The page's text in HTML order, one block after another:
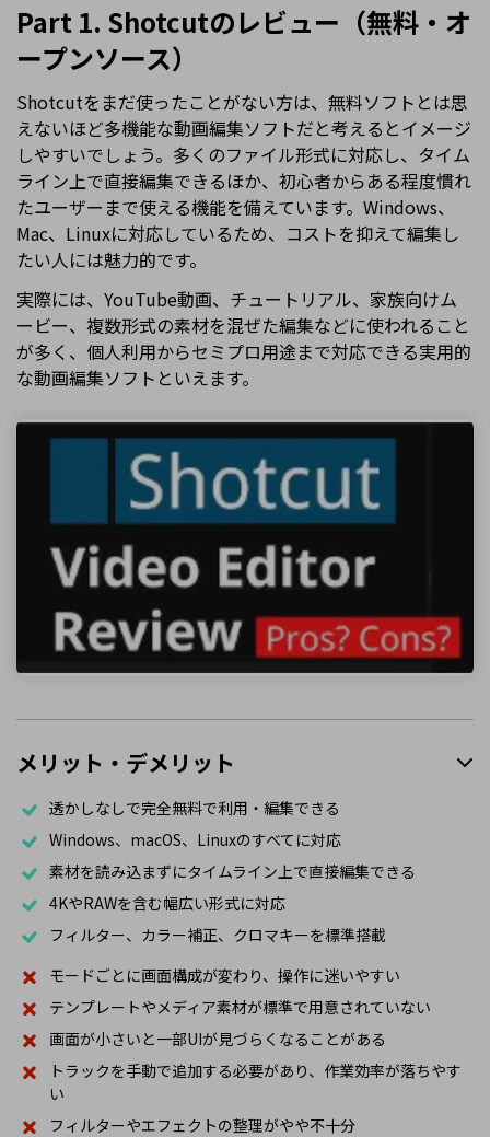
Part 1. Shotcutのレビュー（無料・オ
ープンソース）
Shotcutをまだ使ったことがない方は、無料ソフトとは思
えないほど多機能な動画編集ソフトだと考えるとイメージ
しやすいでしょう。多くのファイル形式に対応し、タイム
ライン上で直接編集できるほか、初心者からある程度慣れ
たユーザーまで使える機能を備えています。Windows、
Mac、Linuxに対応しているため、コストを抑えて編集し
たい人には魅力的です。
実際には、YouTube動画、チュートリアル、家族向けム
ービー、複数形式の素材を混ぜた編集などに使われること
が多く、個人利用からセミプロ用途まで対応できる実用的
な動画編集ソフトといえます。
メリット・デメリット
透かしなしで完全無料で利用・編集できる
Windows、macOS、Linuxのすべてに対応
素材を読み込まずにタイムライン上で直接編集できる
4KやRAWを含む幅広い形式に対応
フィルター、カラー補正、クロマキーを標準搭載
モードごとに画面構成が変わり、操作に迷いやすい
テンプレートやメディア素材が標準で用意されていない
画面が小さいと一部UIが見づらくなることがある
トラックを手動で追加する必要があり、作業効率が落ちやす
い
フィルターやエフェクトの整理がやや不十分